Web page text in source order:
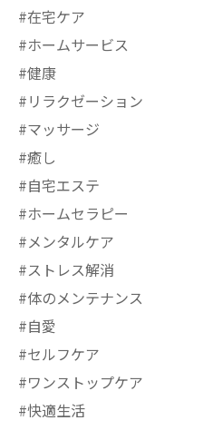
#在宅ケア
#ホームサービス
#健康
#リラクゼーション
#マッサージ
#癒し
#自宅エステ
#ホームセラピー
#メンタルケア
#ストレス解消
#体のメンテナンス
#自愛
#セルフケア
#ワンストップケア
#快適生活